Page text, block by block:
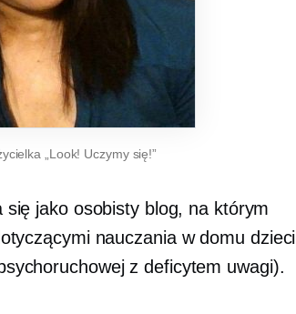
„Look! Uczymy się!”
się jako osobisty blog, na którym
nauczania w domu dzieci
z deficytem uwagi).